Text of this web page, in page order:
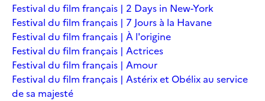
Festival du film français | 2 Days in New-York
Festival du film français | 7 Jours à la Havane
Festival du film français | À l'origine
Festival du film français | Actrices
Festival du film français | Amour
Festival du film français | Astérix et Obélix au service
de sa majesté